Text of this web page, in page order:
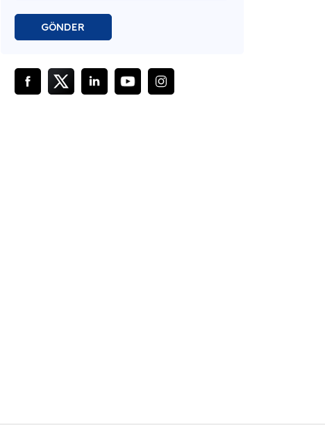
GÖNDER